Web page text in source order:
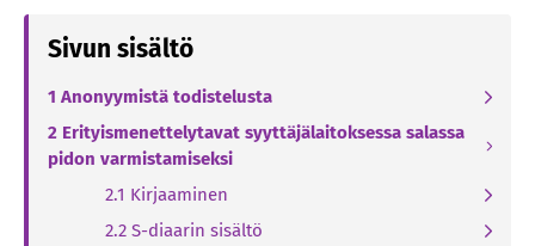
Sivun sisältö
1 Anonyymistä todistelusta
2 Erityismenettelytavat syyttäjälaitoksessa salassa
pidon varmistamiseksi
2.1 Kirjaaminen
2.2 S-diaarin sisältö